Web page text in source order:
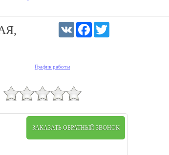
График работы
VK Facebook
ЗАКАЗАТЬ ОБРАТНЫЙ ЗВОНОК